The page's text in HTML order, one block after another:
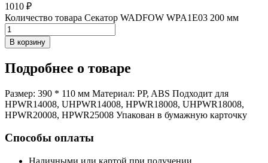
1010 ₽
Количество товара Секатор WADFOW WPA1E03 200 мм
В корзину
Подробнее о товаре
Размер: 390 * 110 мм Материал: PP, ABS Подходит для
HPWR14008, UHPWR14008, HPWR18008, UHPWR18008,
HPWR20008, HPWR25008 Упакован в бумажную карточку
Способы оплаты